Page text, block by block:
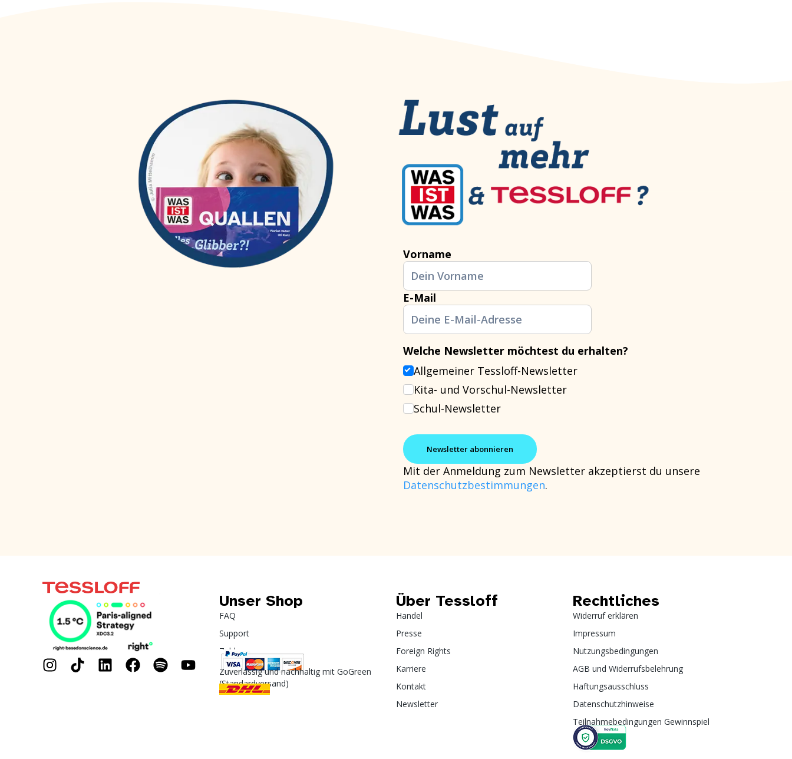
WAS IST WAS Meine Welt
WAS IST WAS mit Matthias
(3
WAS IST WAS Quizblöcke (30
WAS IST WAS Sticker- und
(25)
(12) Vorname
E-Mail
Welche Newsletter möchtest du erhalten?
Allgemeiner Tessloff-Newsletter
Kita- und Vorschul-Newsletter
Schul-Newsletter
Mit der Anmeldung zum Newsletter akzeptierst du unsere
Datenschutzbestimmungen.
Unser Shop
FAQ
Support
Zahlung
Zuverlässig und nachhaltig mit GoGreen
(Standardversand)
Über Tessloff
Handel
Presse
Foreign Rights
Karriere
Kontakt
Newsletter
Rechtliches
Widerruf erklären
Impressum
Nutzungsbedingungen
AGB und Widerrufsbelehrung
Haftungsausschluss
Datenschutzhinweise
Teilnahmebedingungen Gewinnspiel